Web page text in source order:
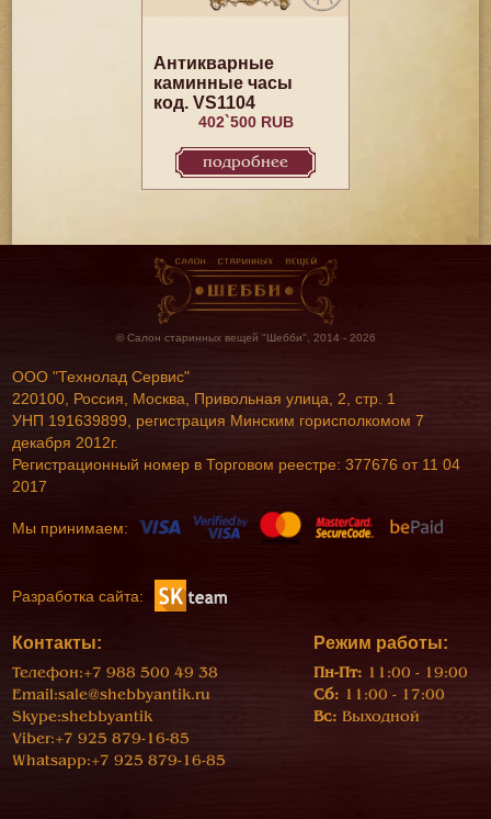
Антикварные
каминные часы
код. VS1104
402`500 RUB
подробнее
© Салон старинных вещей "Шебби", 2014 - 2026
ООО "Технолад Сервис"
220100, Россия, Москва, Привольная улица, 2, стр. 1
УНП 191639899, регистрация Минским горисполкомом 7
декабря 2012г.
Регистрационный номер в Торговом реестре: 377676 от 11 04
2017
Мы принимаем:
Разработка сайта:
Контакты:
Телефон:+7 988 500 49 38
Email:sale@shebbyantik.ru
Skype:shebbyantik
Viber:+7 925 879-16-85
Whatsapp:+7 925 879-16-85
Режим работы:
Пн-Пт: 11:00 - 19:00
Сб: 11:00 - 17:00
Вс: Выходной